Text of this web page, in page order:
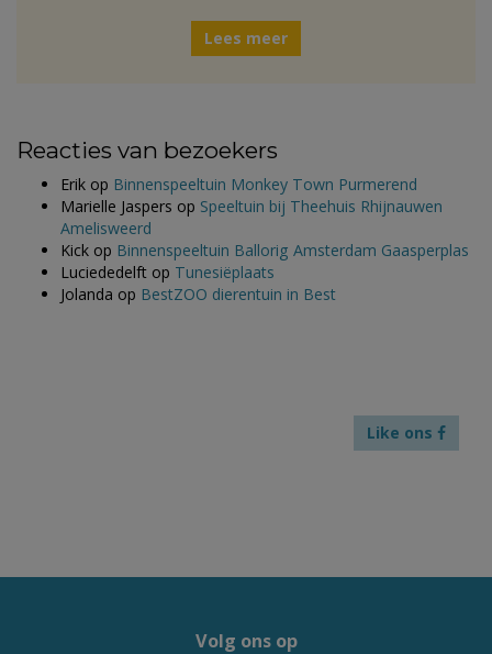
Lees meer
Reacties van bezoekers
Erik op Binnenspeeltuin Monkey Town Purmerend
Marielle Jaspers op Speeltuin bij Theehuis Rhijnauwen
Amelisweerd
Kick op Binnenspeeltuin Ballorig Amsterdam Gaasperplas
Luciededelft op Tunesiëplaats
Jolanda op BestZOO dierentuin in Best
Like ons
Volg ons op